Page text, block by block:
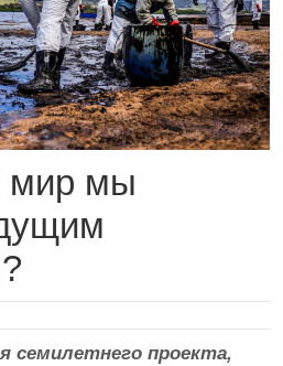
мир мы
семилетнего проекта,